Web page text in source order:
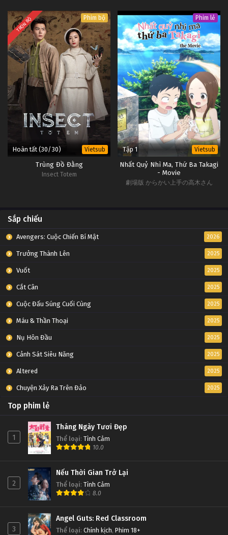
TRỌN BỘ Phim bộ
Hoàn tất (30/30) Vietsub
Trùng Đồ Đằng
Insect Totem
Phim lẻ
Tập 1 Vietsub
Nhất Quỷ Nhì Ma, Thứ Ba Takagi
- Movie
劇場版 からかい上手の高木さん
Sắp chiếu
Avengers: Cuộc Chiến Bí Mật 2026
Trưởng Thành Lên 2025
Vuốt 2025
Cắt Cân 2025
Cuộc Đấu Súng Cuối Cùng 2025
Máu & Thần Thoại 2025
Nụ Hôn Đầu 2025
Cảnh Sát Siêu Năng 2025
Altered 2025
Chuyện Xảy Ra Trên Đảo 2025
Top phim lẻ
1
Tháng Ngày Tươi Đẹp
Thể loại: Tình Cảm
10.0
2
Nếu Thời Gian Trở Lại
Thể loại: Tình Cảm
8.0
3
Angel Guts: Red Classroom
Thể loại: Chính kịch, Phim 18+